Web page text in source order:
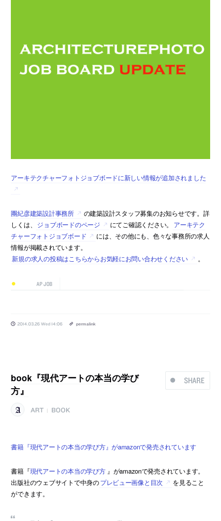
アーキテクチャーフォトジョブボードに新しい情報が追加されました
團紀彦建築設計事務所
の建築設計スタッフ募集のお知らせです。詳
しくは、
ジョブボードのページ にてご確認ください。
アーキテク
チャーフォトジョブボード
には、その他にも、色々な事務所の求人
情報が掲載されています。
新規の求人の投稿はこちらからお気軽にお問い合わせください
。
AP JOB
2014.03.26 Wed 14:06 permalink
SHARE
book『現代アートの本当の学び
方』
ART BOOK
書籍『現代アートの本当の学び方』がamazonで発売されています
書籍『現代アートの本当の学び方 』がamazonで発売されています。
出版社のウェブサイトで中身のプレビュー画像と目次
を見ること
ができます。